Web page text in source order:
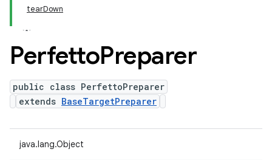
tearDown
PerfettoPreparer
public class PerfettoPreparer
extends BaseTargetPreparer
java.lang.Object